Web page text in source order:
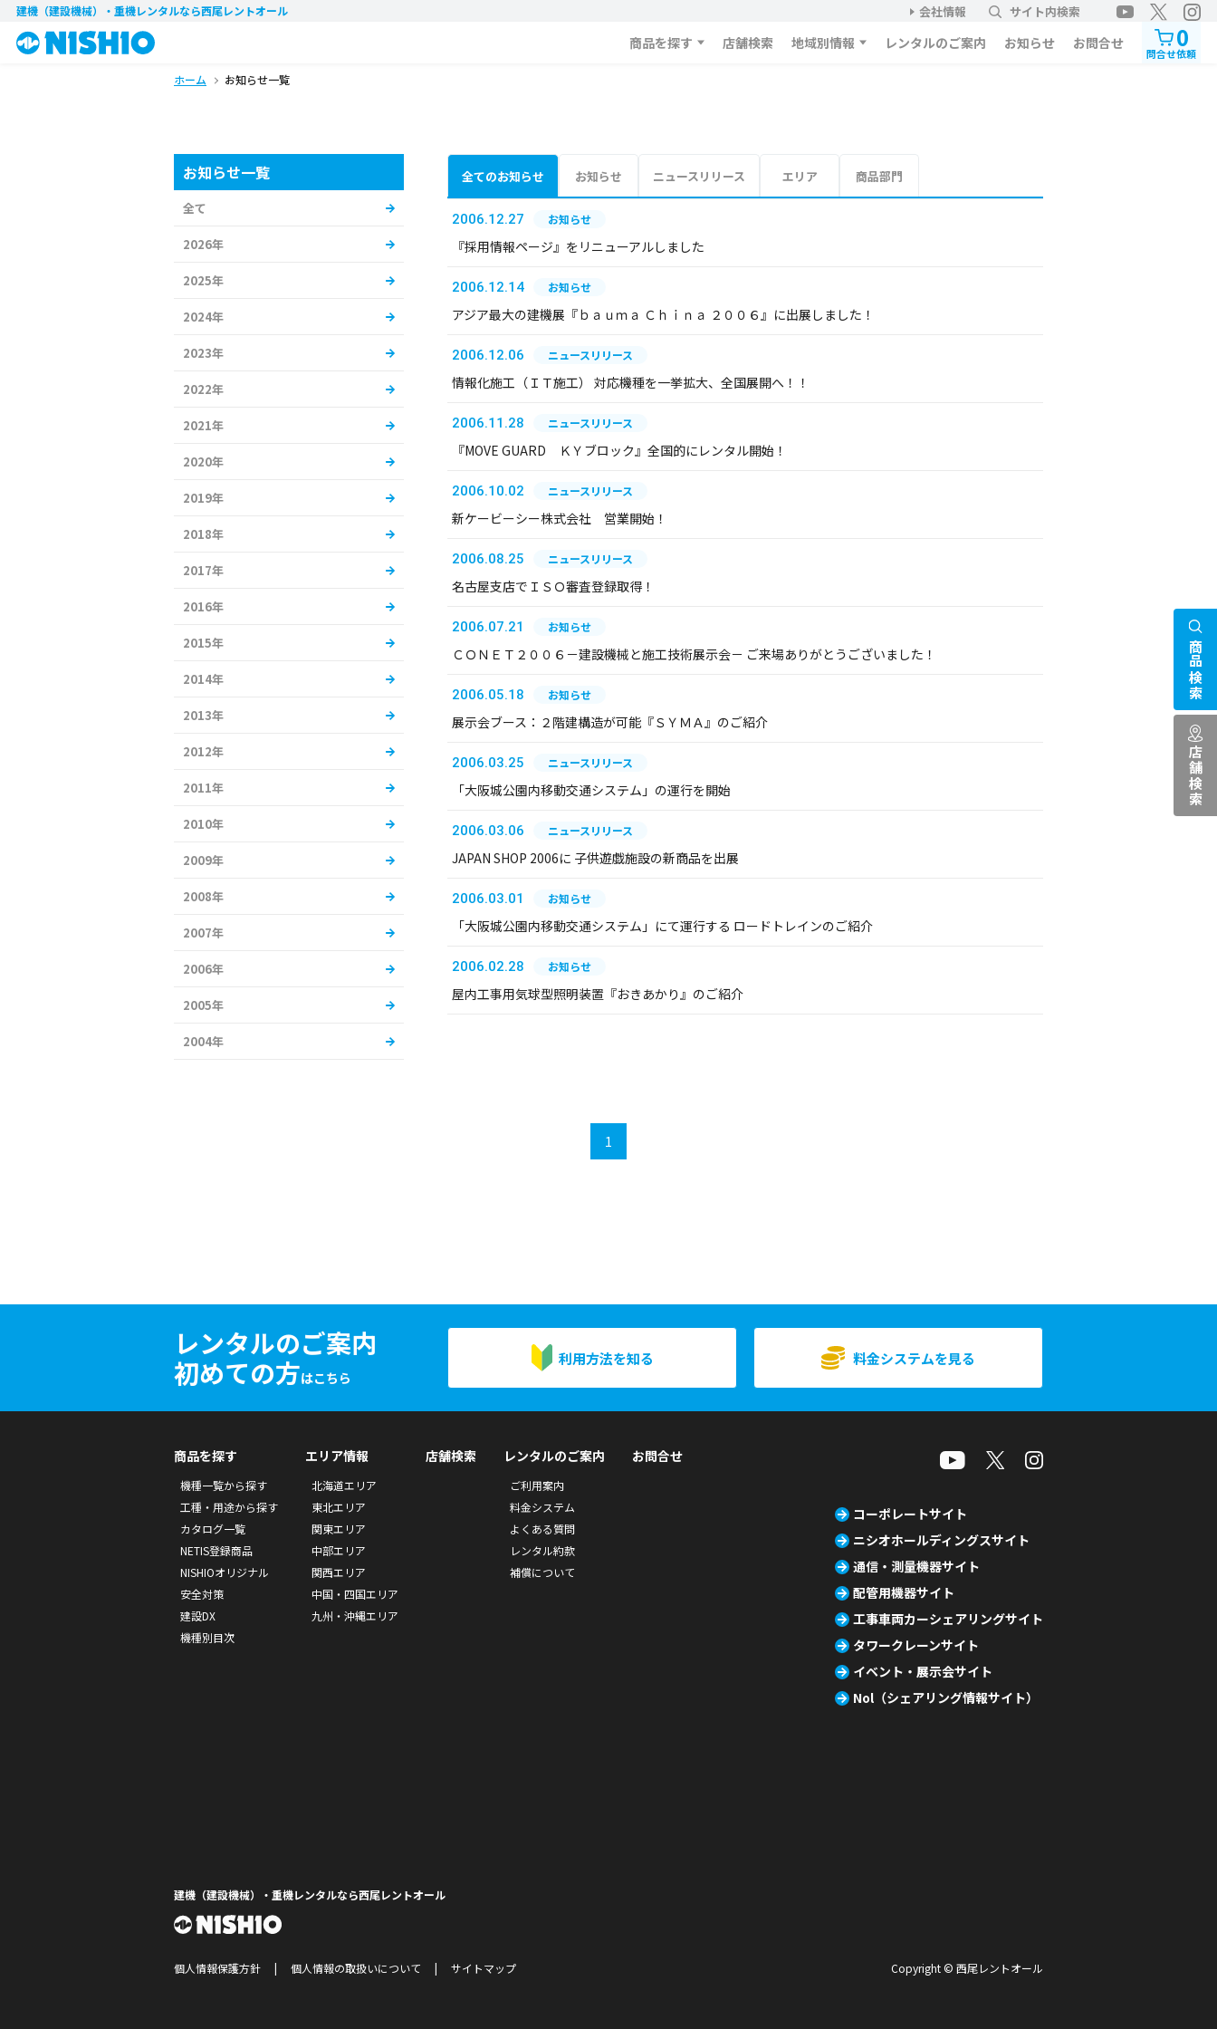
建機（建設機械）・重機レンタルなら西尾レントオール 会社情報 サイト内検索
商品を探す 店舗検索 地域別情報 レンタルのご案内 お知らせ お問合せ 0
問合せ依頼
ホーム お知らせ一覧
全てのお知らせ お知らせ ニュースリリース エリア 商品部門
2006.12.27 お知らせ
『採用情報ページ』をリニューアルしました
2006.12.14 お知らせ
アジア最大の建機展『ｂａｕｍａ Ｃｈｉｎａ ２００６』に出展しました！
2006.12.06 ニュースリリース
情報化施工（ＩＴ施工） 対応機種を一挙拡大、全国展開へ！！
2006.11.28 ニュースリリース
『MOVE GUARD ＫＹブロック』全国的にレンタル開始！
2006.10.02 ニュースリリース
新ケービーシー株式会社 営業開始！
2006.08.25 ニュースリリース
名古屋支店でＩＳＯ審査登録取得！
2006.07.21 お知らせ
ＣＯＮＥＴ２００６－建設機械と施工技術展示会－ ご来場ありがとうございました！
2006.05.18 お知らせ
展示会ブース：２階建構造が可能『ＳＹＭＡ』のご紹介
2006.03.25 ニュースリリース
「大阪城公園内移動交通システム」の運行を開始
2006.03.06 ニュースリリース
JAPAN SHOP 2006に 子供遊戯施設の新商品を出展
2006.03.01 お知らせ
「大阪城公園内移動交通システム」にて運行する ロードトレインのご紹介
2006.02.28 お知らせ
屋内工事用気球型照明装置『おきあかり』のご紹介
1
お知らせ一覧
全て
2026年
2025年
2024年
2023年
2022年
2021年
2020年
2019年
2018年
2017年
2016年
2015年
2014年
2013年
2012年
2011年
2010年
2009年
2008年
2007年
2006年
2005年
2004年
レンタルのご案内
初めての方はこちら
利用方法を知る 料金システムを見る
商品検索
店舗検索
商品を探す
機種一覧から探す
工種・用途から探す
カタログ一覧
NETIS登録商品
NISHIOオリジナル
安全対策
建設DX
機種別目次
エリア情報
北海道エリア
東北エリア
関東エリア
中部エリア
関西エリア
中国・四国エリア
九州・沖縄エリア
店舗検索 レンタルのご案内
ご利用案内
料金システム
よくある質問
レンタル約款
補償について
お問合せ
コーポレートサイト
ニシオホールディングスサイト
通信・測量機器サイト
配管用機器サイト
工事車両カーシェアリングサイト
タワークレーンサイト
イベント・展示会サイト
Nol（シェアリング情報サイト）
建機（建設機械）・重機レンタルなら西尾レントオール
個人情報保護方針 個人情報の取扱いについて サイトマップ Copyright © 西尾レントオール